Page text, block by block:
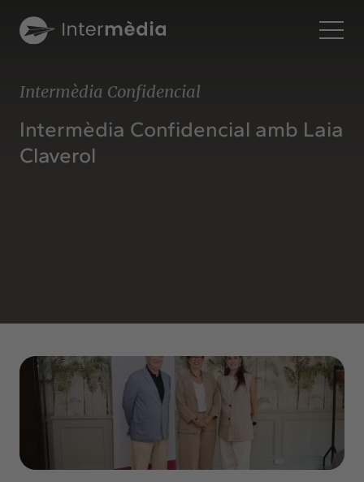
Intermèdia
Sobre nosaltres
Interconnexió
Interrelació
Insights
Actualitat
Intercanvi
Intermèdia Confidencial
Intermèdia Confidencial amb Laia
Claverol